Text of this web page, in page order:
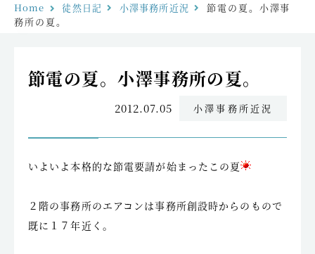
Home 徒然日記 小澤事務所近況
節電の夏。小澤事
務所の夏。
節電の夏。小澤事務所の夏。
2012.07.05 小澤事務所近況
いよいよ本格的な節電要請が始まったこの夏
２階の事務所のエアコンは事務所創設時からのもので
既に１７年近く。